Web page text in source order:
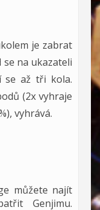
je zabrat
na ukazateli
se až tři kola.
(2x vyhraje
vyhrává.
můžete najít
Genjimu.